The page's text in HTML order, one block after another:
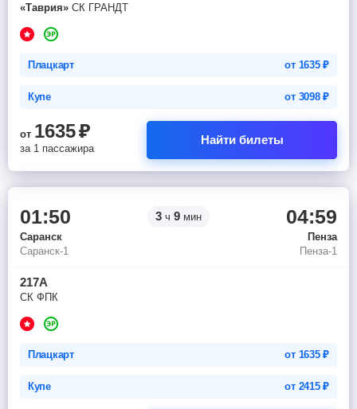
«Таврия» СК ГРАНДТ
Плацкарт от 1635₽
Купе от 3098₽
от 1635₽
за 1 пассажира
Найти билеты
01:50 3 ч 9 мин 04:59
Саранск
Пенза
Саранск-1
Пенза-1
217А
СК ФПК
Плацкарт от 1635₽
Купе от 2415₽